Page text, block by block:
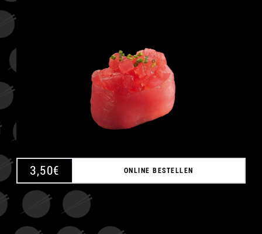
3,50€ ONLINE BESTELLEN